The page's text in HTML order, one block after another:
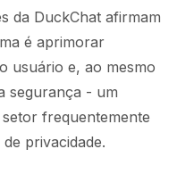
da DuckChat afirmam
é aprimorar
usuário e, ao mesmo
segurança - um
frequentemente
privacidade.